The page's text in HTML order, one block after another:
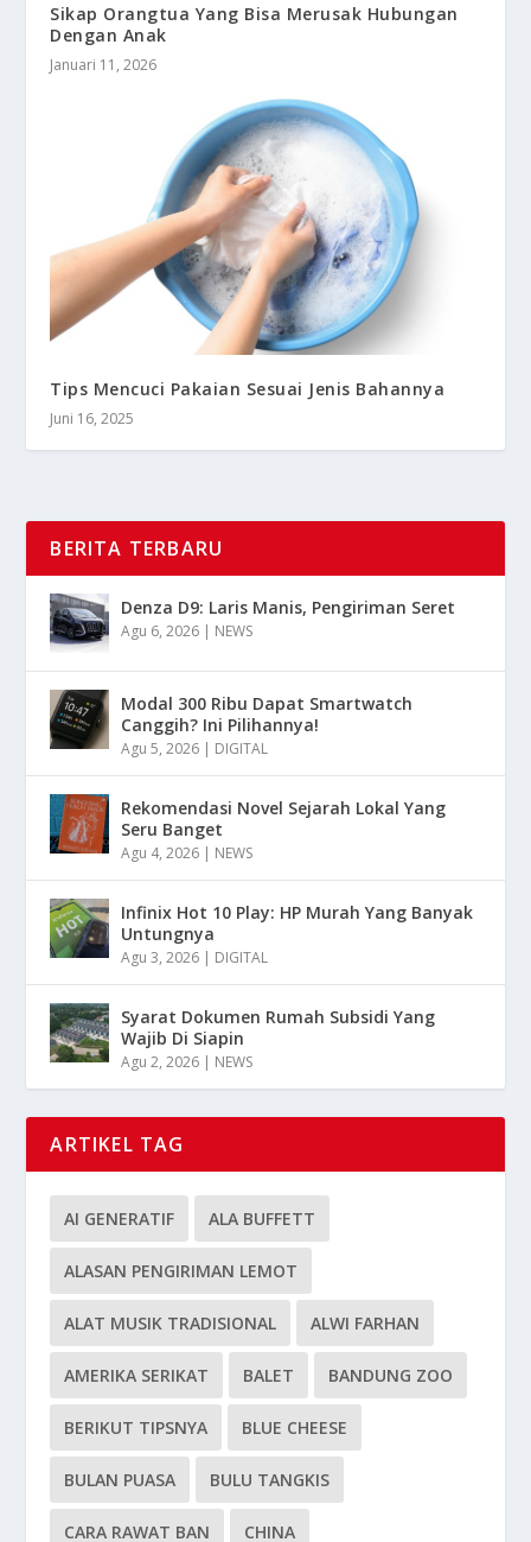
Sikap Orangtua Yang Bisa Merusak Hubungan
Dengan Anak
Januari 11, 2026
Tips Mencuci Pakaian Sesuai Jenis Bahannya
Juni 16, 2025
BERITA TERBARU
Denza D9: Laris Manis, Pengiriman Seret
Agu 6, 2026 | NEWS
Modal 300 Ribu Dapat Smartwatch
Canggih? Ini Pilihannya!
Agu 5, 2026 | DIGITAL
Rekomendasi Novel Sejarah Lokal Yang
Seru Banget
Agu 4, 2026 | NEWS
Infinix Hot 10 Play: HP Murah Yang Banyak
Untungnya
Agu 3, 2026 | DIGITAL
Syarat Dokumen Rumah Subsidi Yang
Wajib Di Siapin
Agu 2, 2026 | NEWS
ARTIKEL TAG
AI GENERATIF ALA BUFFETT
ALASAN PENGIRIMAN LEMOT
ALAT MUSIK TRADISIONAL ALWI FARHAN
AMERIKA SERIKAT BALET BANDUNG ZOO
BERIKUT TIPSNYA BLUE CHEESE
BULAN PUASA BULU TANGKIS
CARA RAWAT BAN CHINA